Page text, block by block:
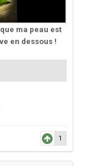
ma peau est
en dessous !
1